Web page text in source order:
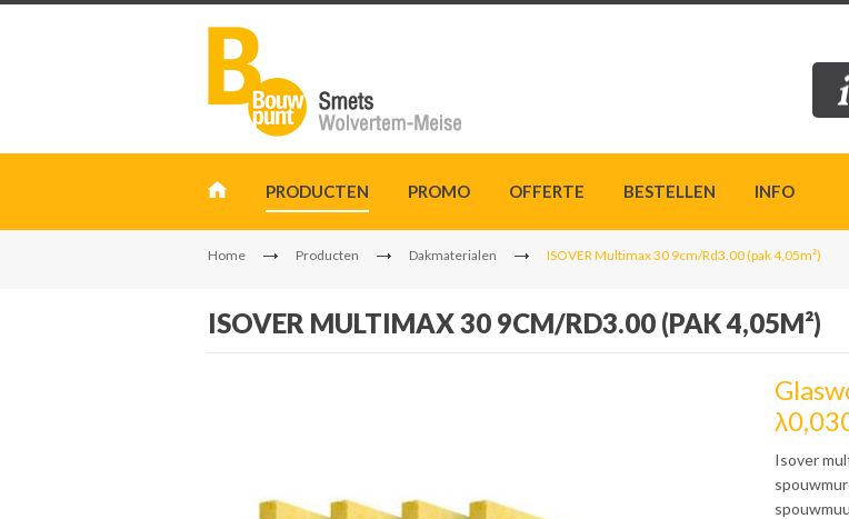
PRODUCTEN PROMO OFFERTE BESTELLEN INFO
Home Producten Dakmaterialen ISOVER Multimax 30 9cm/Rd3.00 (pak 4,05m²)
ISOVER MULTIMAX 30 9CM/RD3.00 (PAK 4,05M²)
Isover